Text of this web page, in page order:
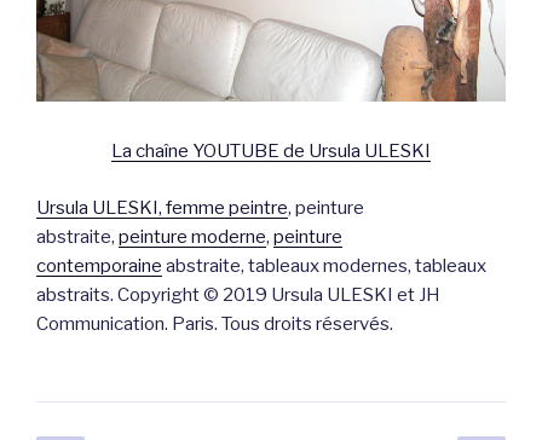
La chaîne YOUTUBE de Ursula ULESKI
Ursula ULESKI, femme peintre, peinture
abstraite, peinture moderne, peinture
contemporaine abstraite, tableaux modernes, tableaux
abstraits. Copyright © 2019 Ursula ULESKI et JH
Communication. Paris. Tous droits réservés.